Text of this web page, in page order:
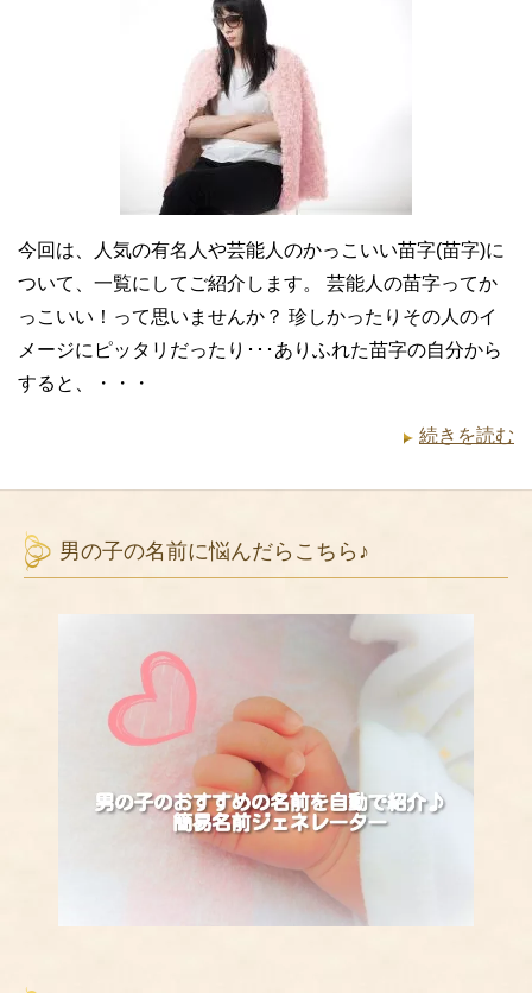
今回は、人気の有名人や芸能人のかっこいい苗字(苗字)に
ついて、一覧にしてご紹介します。 芸能人の苗字ってか
っこいい！って思いませんか？ 珍しかったりその人のイ
メージにピッタリだったり･･･ありふれた苗字の自分から
すると、・・・
続きを読む
男の子の名前に悩んだらこちら♪